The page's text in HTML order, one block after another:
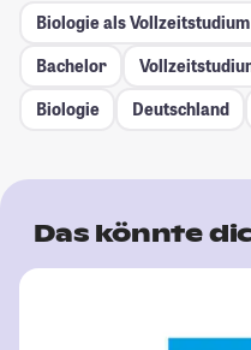
Biologie als Vollzeitstudium
Bachelor
Biologie
Deutschland
Das könnte